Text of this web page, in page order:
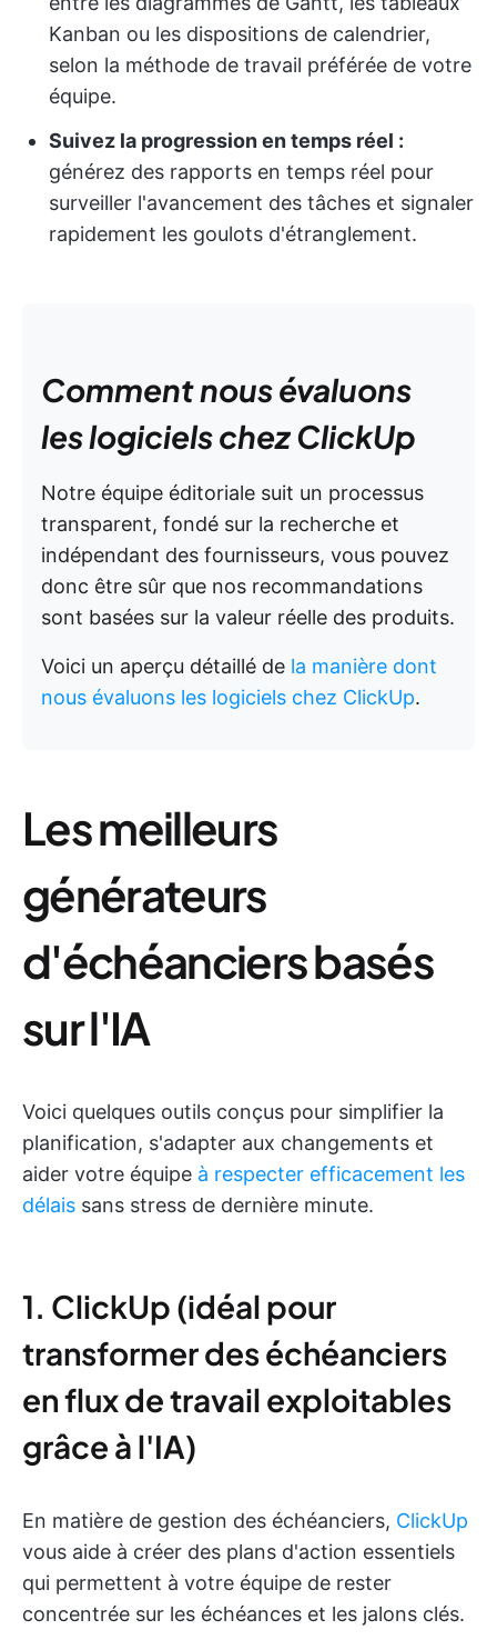
Kanban ou les dispositions de calendrier,
selon la méthode de travail préférée de votre
équipe.
Suivez la progression en temps réel :
générez des rapports en temps réel pour
surveiller l'avancement des tâches et signaler
rapidement les goulots d'étranglement.
Comment nous évaluons
les logiciels chez ClickUp
Notre équipe éditoriale suit un processus
transparent, fondé sur la recherche et
indépendant des fournisseurs, vous pouvez
donc être sûr que nos recommandations
sont basées sur la valeur réelle des produits.
Voici un aperçu détaillé de la manière dont
nous évaluons les logiciels chez ClickUp.
Les meilleurs
générateurs
d'échéanciers basés
sur l'IA
Voici quelques outils conçus pour simplifier la
planification, s'adapter aux changements et
aider votre équipe à respecter efficacement les
délais sans stress de dernière minute.
1. ClickUp (idéal pour
transformer des échéanciers
en flux de travail exploitables
grâce à l'IA)
En matière de gestion des échéanciers, ClickUp
vous aide à créer des plans d'action essentiels
qui permettent à votre équipe de rester
concentrée sur les échéances et les jalons clés.